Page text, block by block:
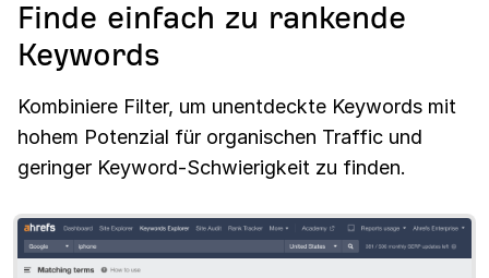
Finde einfach zu rankende
Keywords
Kombiniere Filter, um unentdeckte Keywords mit
hohem Potenzial für organischen Traffic und
geringer Keyword-Schwierigkeit zu finden.